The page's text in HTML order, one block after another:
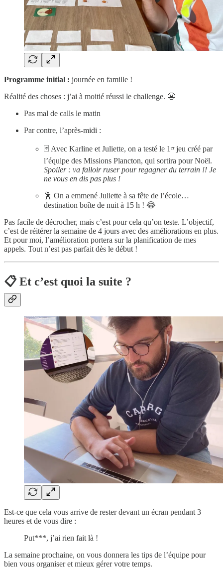
Programme initial : journée en famille !
Réalité des choses : j’ai à moitié réussi le challenge. 😬
Pas mal de calls le matin
Par contre, l’après-midi :
🃏 Avec Karline et Juliette, on a testé le 1ᵉʳ jeu créé par
l’équipe des Missions Plancton, qui sortira pour Noël.
Spoiler : va falloir ruser pour regagner du terrain !! Je
ne vous en dis pas plus !
🕺 On a emmené Juliette à sa fête de l’école…
destination boîte de nuit à 15 h ! 😂
Pas facile de décrocher, mais c’est pour cela qu’on teste. L’objectif,
c’est de réitérer la semaine de 4 jours avec des améliorations en plus.
Et pour moi, l’amélioration portera sur la planification de mes
appels. Tout n’est pas parfait dès le début !
📋 Et c’est quoi la suite ?
Est-ce que cela vous arrive de rester devant un écran pendant 3
heures et de vous dire :
Put***, j’ai rien fait là !
La semaine prochaine, on vous donnera les tips de l’équipe pour
bien vous organiser et mieux gérer votre temps.